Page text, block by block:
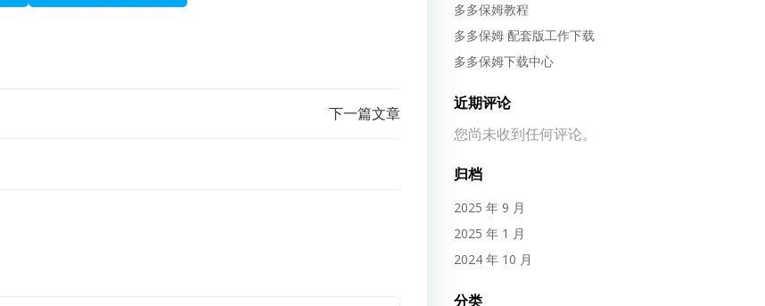
下一篇文章
多多保姆教程
多多保姆 配套版工作下载
多多保姆下载中心
近期评论
您尚未收到任何评论。
归档
2025 年 9 月
2025 年 1 月
2024 年 10 月
分类